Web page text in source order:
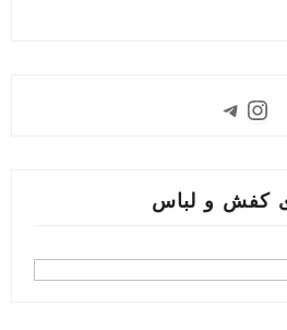
Instagram
Telegram
کفش و لباس